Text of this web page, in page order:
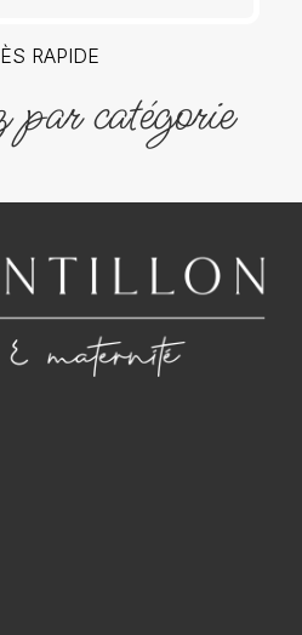
RAPIDE
catégorie